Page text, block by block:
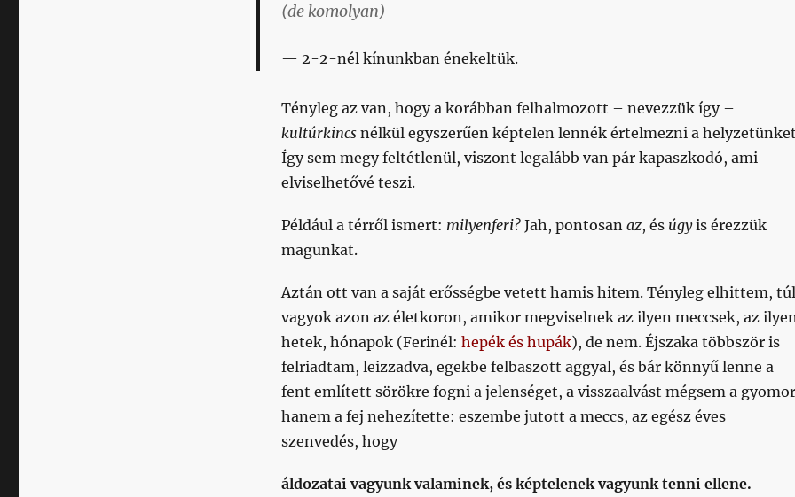
(de komolyan)
2-2-nél kínunkban énekeltük.
Tényleg az van, hogy a korábban felhalmozott – nevezzük így –
kultúrkincsnélkül egyszerűen képtelen lennék értelmezni a
Így sem megy feltétlenül, viszont legalább van pár kapaszkodó, ami
elviselhetővé teszi.
Például a térről ismert: milyenferi? Jah, pontosan az, és úgyis érezzük
magunkat.
Aztán ott van a saját erősségbe vetett hamis hitem. Tényleg elhittem, túl
vagyok azon az életkoron, amikor megviselnek az ilyen meccsek, az
hetek, hónapok (Ferinél: hepék és hupák), de nem. Éjszaka többször is
felriadtam, leizzadva, egekbe felbaszott aggyal, és bár könnyű lenne a
fent említett sörökre fogni a jelenséget, a visszaalvást mégsem a
hanem a fej nehezítette: eszembe jutott a meccs, az egész éves
szenvedés, hogy
áldozatai vagyunk valaminek, és képtelenek vagyunk tenni ellene.